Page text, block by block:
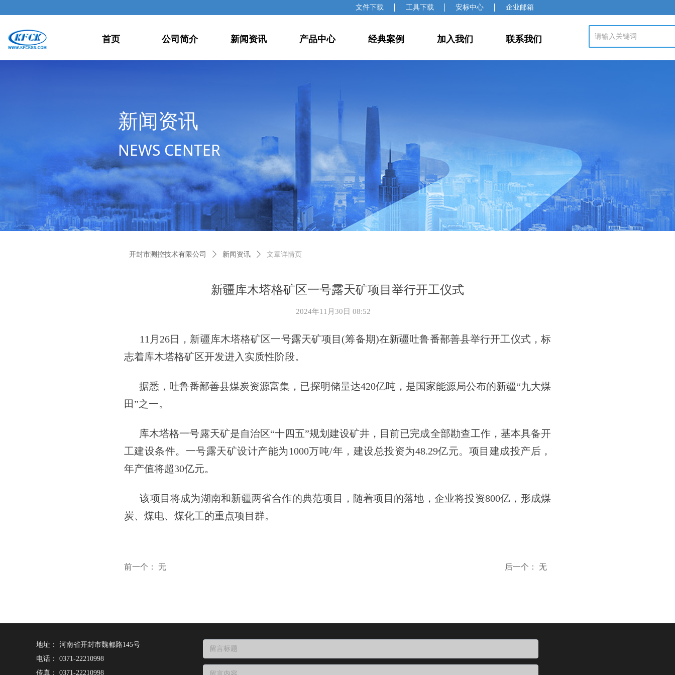
首页 公司简介 新闻资讯 产品中心 经典案例 加入我们 联系我们
新闻资讯
NEWS CENTER
企业邮箱
安标中心
文件下载 工具下载
新疆库木塔格矿区一号露天矿项目举行开工仪式
11月26日，新疆库木塔格矿区一号露天矿项目(筹备期)在新疆吐鲁番鄯善县举行开工仪式，标
志着库木塔格矿区开发进入实质性阶段。
据悉，吐鲁番鄯善县煤炭资源富集，已探明储量达420亿吨，是国家能源局公布的新疆“九大煤
田”之一。
库木塔格一号露天矿是自治区“十四五”规划建设矿井，目前已完成全部勘查工作，基本具备开
工建设条件。一号露天矿设计产能为1000万吨/年，建设总投资为48.29亿元。项目建成投产后，
年产值将超30亿元。
该项目将成为湖南和新疆两省合作的典范项目，随着项目的落地，企业将投资800亿，形成煤
炭、煤电、煤化工的重点项目群。
2024年11月30日 08:52
前一个： 无 后一个： 无
开封市测控技术有限公司 ꄲ 新闻资讯 ꄲ 文章详情页
地址：
河南省开封市魏都路145号
电话：
0371-22210998
传真：
0371-22210998